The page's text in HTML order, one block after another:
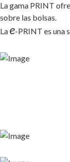
La gama PRINT
sobre las bolsas.
Lae-PRINT es una